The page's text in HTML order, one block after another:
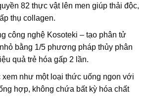
82 thực vật lên men giúp thải độc,
thụ collagen.
công nghệ Kosoteki – tạo phân tử
bằng 1/5 phương pháp thủy phân
quả trẻ hóa gấp 2 lần.
như một loại thức uống ngon với
hợp, không chứa bất kỳ hóa chất